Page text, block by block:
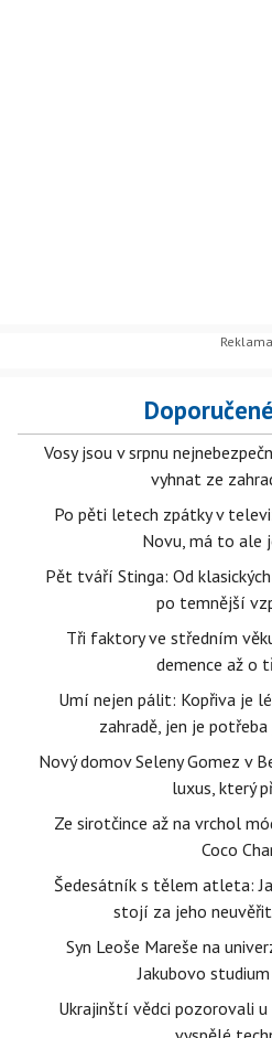
Vosy jsou v srpnu
vyhnat ze
Po pěti letech zpátky v
Novu, má to ale
Pět tváří Stinga: Od
po temnější
Tři faktory ve středním
demence až o
Umí nejen pálit: Kopřiva je
zahradě, jen je
Nový domov Seleny Gomez v
luxus, který
Ze sirotčince až na vrchol
Coco
Šedesátník s tělem atleta:
stojí za jeho
Syn Leoše Mareše na
Jakubovo
Ukrajinští vědci pozorovali